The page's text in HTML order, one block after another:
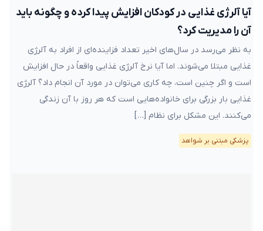
آیا آلرژی غذایی در کودکان افزایش پیدا کرده و چگونه باید
آن را مدیریت کرد؟
به نظر می‌رسد در سال‌های اخیر تعداد فزاینده‌ای از افراد به آلرژی
غذایی مبتلا می‌شوند. اما آیا نرخ آلرژی غذایی واقعاً در حال افزایش
است و اگر چنین است، چه کاری می‌توان در مورد آن انجام داد؟ آلرژی
غذایی بار بزرگی برای خانواده‌هایی است که هر روز با آن زندگی
می‌کنند. این مشکل برای نظام […]
پزشکی مبتنی بر شواهد